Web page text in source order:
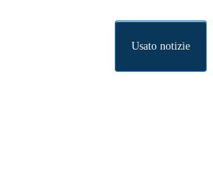
Usato notizie